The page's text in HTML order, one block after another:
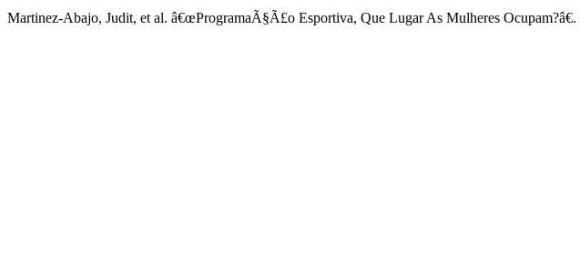
Martinez-Abajo, Judit, et al. â€œProgramaÃ§Ã£o Esportiva, Que Lugar As Mulheres Ocupam?â€.